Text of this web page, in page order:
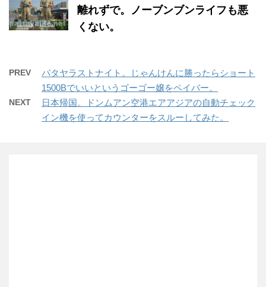
離れずで。ノーブンブンライフも悪
くない。
PREV
パタヤラストナイト。じゃんけんに勝ったらショート
1500Bでいいというゴーゴー嬢をペイバー。
NEXT
日本帰国。ドンムアン空港エアアジアの自動チェック
イン機を使ってカウンターをスルーしてみた。